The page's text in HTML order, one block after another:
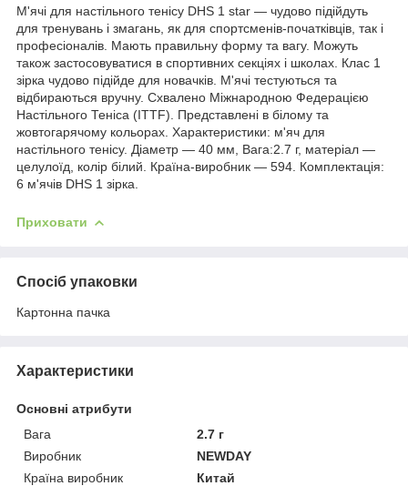
М'ячі для настільного тенісу DHS 1 star — чудово підійдуть
для тренувань і змагань, як для спортсменів-початківців, так і
професіоналів. Мають правильну форму та вагу. Можуть
також застосовуватися в спортивних секціях і школах. Клас 1
зірка чудово підійде для новачків. М'ячі тестуються та
відбираються вручну. Схвалено Міжнародною Федерацією
Настільного Теніса (ITTF). Представлені в білому та
жовтогарячому кольорах. Характеристики: м'яч для
настільного тенісу. Діаметр — 40 мм, Вага:2.7 г, матеріал —
целулоїд, колір білий. Країна-виробник — 594. Комплектація:
6 м'ячів DHS 1 зірка.
Приховати
Спосіб упаковки
Картонна пачка
Характеристики
Основні атрибути
Вага
2.7 г
Виробник
NEWDAY
Країна виробник
Китай